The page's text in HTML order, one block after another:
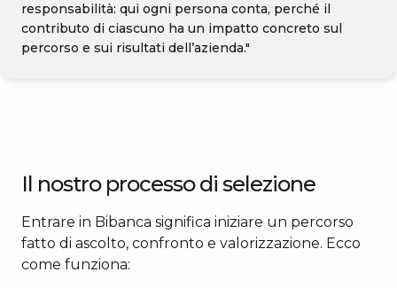
responsabilità: qui ogni persona conta, perché il
contributo di ciascuno ha un impatto concreto sul
percorso e sui risultati dell’azienda."
Il nostro processo di selezione
Entrare in Bibanca significa iniziare un percorso
fatto di ascolto, confronto e valorizzazione. Ecco
come funziona: